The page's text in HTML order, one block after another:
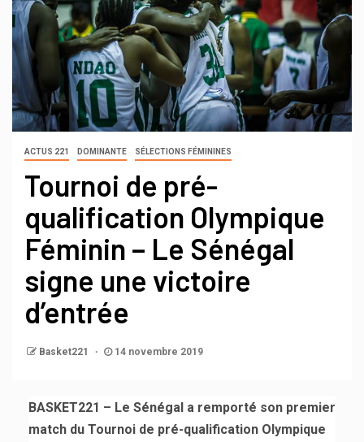
ACTUS 221 DOMINANTE SÉLECTIONS FÉMININES
Tournoi de pré-
qualification Olympique
Féminin – Le Sénégal
signe une victoire
d’entrée
Basket221 14 novembre 2019
BASKET221 – Le Sénégal a remporté son premier
match du Tournoi de pré-qualification Olympique